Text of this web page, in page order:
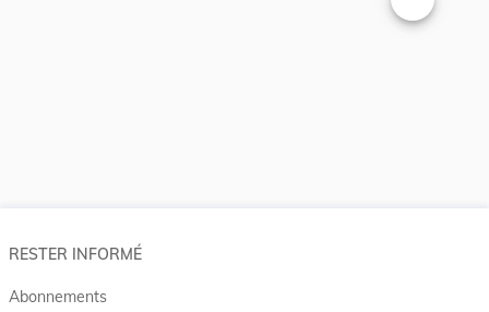
Changer la
RESTER INFORMÉ
Abonnements